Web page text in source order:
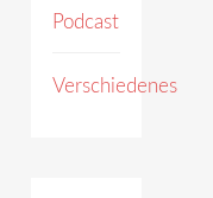
Podcast
Verschiedenes